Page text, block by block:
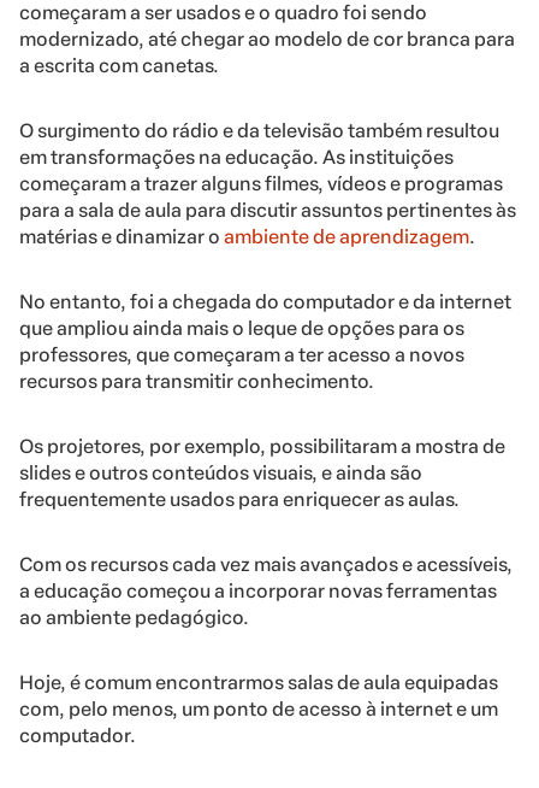
começaram a ser usados e o quadro foi sendo
modernizado, até chegar ao modelo de cor branca para
a escrita com canetas.
O surgimento do rádio e da televisão também resultou
em transformações na educação. As instituições
começaram a trazer alguns filmes, vídeos e programas
para a sala de aula para discutir assuntos pertinentes às
matérias e dinamizar o ambiente de aprendizagem.
No entanto, foi a chegada do computador e da internet
que ampliou ainda mais o leque de opções para os
professores, que começaram a ter acesso a novos
recursos para transmitir conhecimento.
Os projetores, por exemplo, possibilitaram a mostra de
slides e outros conteúdos visuais, e ainda são
frequentemente usados para enriquecer as aulas.
Com os recursos cada vez mais avançados e acessíveis,
a educação começou a incorporar novas ferramentas
ao ambiente pedagógico.
Hoje, é comum encontrarmos salas de aula equipadas
com, pelo menos, um ponto de acesso à internet e um
computador.